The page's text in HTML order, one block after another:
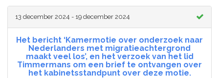
13 december 2024 - 19 december 2024
Het bericht ‘Kamermotie over onderzoek naar
Nederlanders met migratieachtergrond
maakt veel los’, en het verzoek van het lid
Timmermans om een brief te ontvangen over
het kabinetsstandpunt over deze motie.